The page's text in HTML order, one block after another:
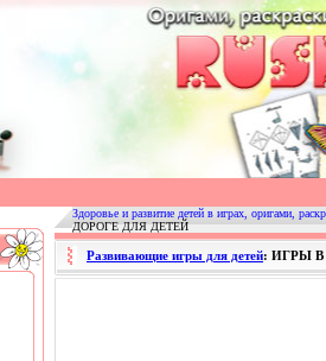
Здоровье и развитие детей в играх, оригами,
ДОРОГЕ ДЛЯ ДЕТЕЙ
Развивающие игры для детей: ИГРЫ